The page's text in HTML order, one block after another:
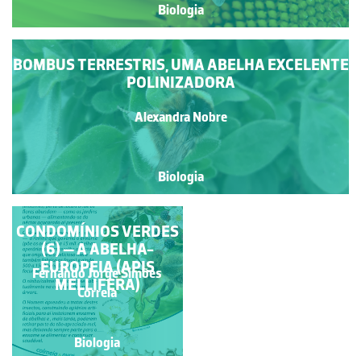
Biologia
BOMBUS TERRESTRIS, UMA ABELHA EXCELENTE
POLINIZADORA
Alexandra Nobre
Biologia
PLANTAS E
POLINIZADORES -
COEVOLUÇÃO
Carla Maria Fonseca
Gouveia
Biologia
CONDOMÍNIOS VERDES
(6) — A ABELHA-
EUROPEIA (APIS
MELLIFERA)
Fernando Jorge Simões
Correia
Biologia